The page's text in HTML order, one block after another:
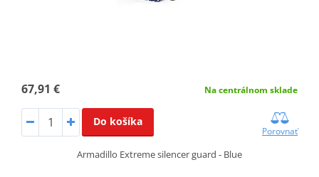
67,91 € Na centrálnom sklade
Do košíka
Porovnať
Armadillo Extreme silencer guard - Blue